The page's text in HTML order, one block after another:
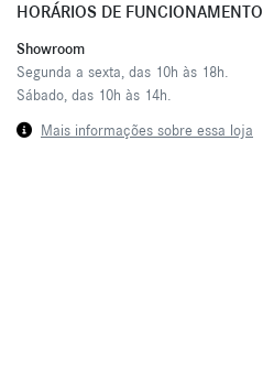
HORÁRIOS DE FUNCIONAMENTO
Showroom
Segunda a sexta, das 10h às 18h.
Sábado, das 10h às 14h.
Mais informações sobre essa loja